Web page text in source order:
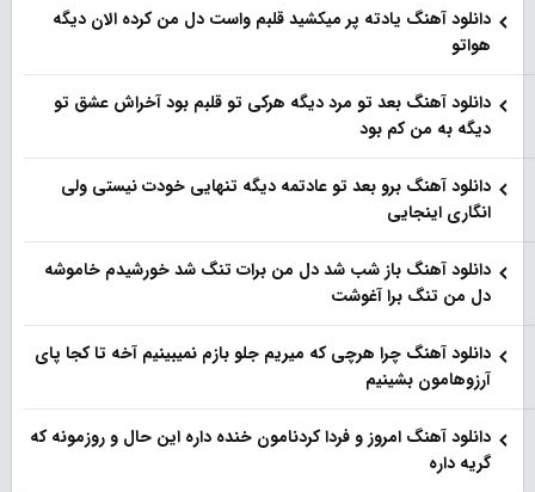
دانلود آهنگ یادته پر میکشید قلبم واست دل من کرده الان دیگه
هواتو
دانلود آهنگ بعد تو مرد دیگه هرکی تو قلبم بود آخراش عشق تو
دیگه به من کم بود
دانلود آهنگ برو بعد تو عادتمه دیگه تنهایی خودت نیستی ولی
انگاری اینجایی
دانلود آهنگ باز شب شد دل من برات تنگ شد خورشیدم خاموشه
دل من تنگ برا آغوشت
دانلود آهنگ چرا هرچی که میریم جلو بازم نمیبینیم آخه تا کجا پای
آرزوهامون بشینیم
دانلود آهنگ امروز و فردا کردنامون خنده داره این حال و روزمونه که
گریه داره